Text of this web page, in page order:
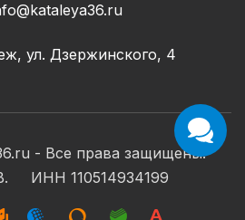
ул. Дзержинского, 4
- Все права защищены.
ИНН 110514934199